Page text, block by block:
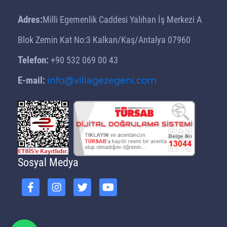
Lüks Villa Önerileri | Villa
Gezegeni Öneriyor
Balayı Villası Önerileri | Villa
Gezegeni Öneriyor
Tatilde Villa Seçenekleri
Muhteşem Tatil İçin Villa
Kiralama Servisi
Farklı Tatil Bölgelerinde Villa
Kiralama
İstediğiniz Havuzlu Villayı
Seçebilirsiniz
Kiralık Villa Tercihinde Yeni
Seçenekler
Adres:Milli Egemenlik Caddesi Yalıhan İş Merkezi A
Blok Zemin Kat No:3 Kalkan/Kaş/Antalya 07960
Telefon: +90 532 069 00 43
E-mail: info@villagezegeni.com
Sosyal Medya